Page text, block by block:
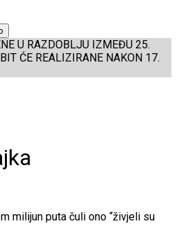
U RAZDOBLJU IZMEĐU 25.
ĆE REALIZIRANE NAKON 17.
milijun puta čuli ono “živjeli su